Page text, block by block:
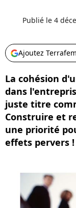
Publié le 4
Ajoutez
La cohésion
dans
juste titre
Construire et
une priorité
effets pervers !